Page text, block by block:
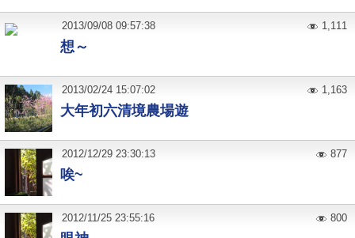
想～
2013/09/08 09:57:38 1,111
大年初六清境農場遊
2013/02/24 15:07:02 1,163
唉~
2012/12/29 23:30:13 877
2012/11/25 23:55:16 800